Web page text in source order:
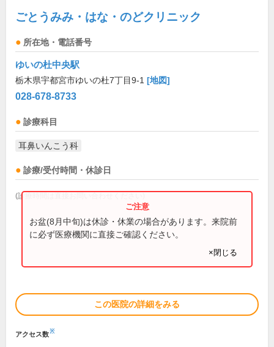
ごとうみみ・はな・のどクリニック
所在地・電話番号
ゆいの杜中央駅
栃木県宇都宮市ゆいの杜7丁目9-1 [地図]
028-678-8733
診療科目
耳鼻いんこう科
診療/受付時間・休診日
(診療時間は直接お問い合わせください)
お盆(8月中旬)は休診・休業の場合があります。来院前
に必ず医療機関に直接ご確認ください。
×閉じる
この医院の詳細をみる
アクセス数※